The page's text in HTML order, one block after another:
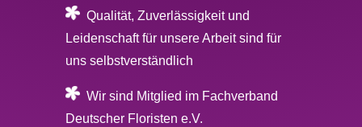
Qualität, Zuverlässigkeit und
Leidenschaft für unsere Arbeit sind für
uns selbstverständlich
Wir sind Mitglied im Fachverband
Deutscher Floristen e.V.